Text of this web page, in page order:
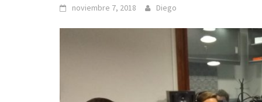
noviembre 7, 2018 Diego